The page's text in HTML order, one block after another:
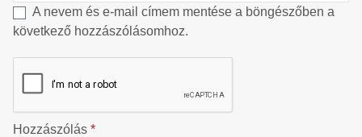
A nevem és e-mail címem mentése a böngészőben a
következő hozzászólásomhoz.
Hozzászólás *